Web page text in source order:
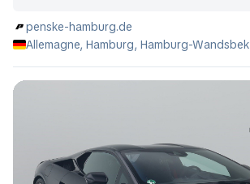
penske-hamburg.de
Allemagne, Hamburg, Hamburg-Wandsbek